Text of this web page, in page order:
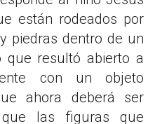
están rodeados por
piedras dentro de un
que resultó abierto a
con un objeto
ahora deberá ser
las figuras que